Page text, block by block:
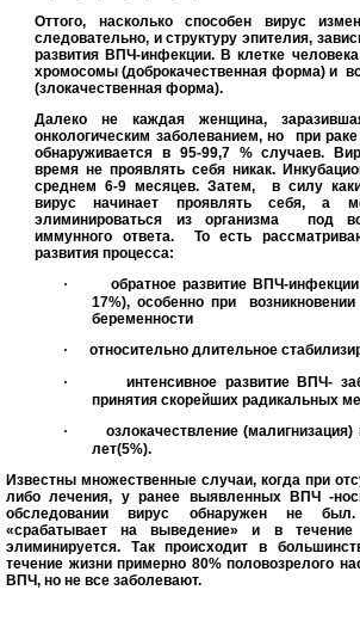
Оттого, насколько способен вирус
следовательно, и структуру эпителия,
развития ВПЧ-инфекции. В клетке
хромосомы (доброкачественная форма) и
(злокачественная форма).
Далеко не каждая женщина,
онкологическим заболеванием, но
при
обнаруживается в 95-99,7 % случаев.
время не проявлять себя никак.
среднем 6-9 месяцев. Затем,
в силу
вирус начинает проявлять себя, а
элиминироваться из организма
под
иммунного ответа.
То есть
развития процесса:
·
обратное развитие ВПЧ-
17%), особенно при
беременности
·
относительно длительное
·
интенсивное развитие ВПЧ-
принятия скорейших радикальных
·
озлокачествление
лет(5%).
Известны множественные случаи, когда при
либо лечения, у ранее выявленных ВПЧ -
обследовании вирус обнаружен не
«срабатывает на выведение» и в течение
элиминируется. Так происходит в
течение жизни примерно 80% половозрелого
ВПЧ, но не все заболевают.